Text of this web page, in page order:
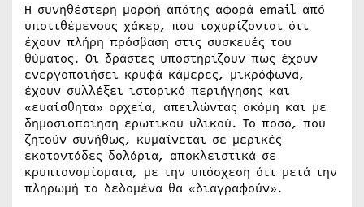
Η συνηθέστερη μορφή απάτης αφορά email από
υποτιθέμενους χάκερ, που ισχυρίζονται ότι
έχουν πλήρη πρόσβαση στις συσκευές του
θύματος. Οι δράστες υποστηρίζουν πως έχουν
ενεργοποιήσει κρυφά κάμερες, μικρόφωνα,
έχουν συλλέξει ιστορικό περιήγησης και
«ευαίσθητα» αρχεία, απειλώντας ακόμη και με
δημοσιοποίηση ερωτικού υλικού. Το ποσό, που
ζητούν συνήθως, κυμαίνεται σε μερικές
εκατοντάδες δολάρια, αποκλειστικά σε
κρυπτονομίσματα, με την υπόσχεση ότι μετά την
πληρωμή τα δεδομένα θα «διαγραφούν».